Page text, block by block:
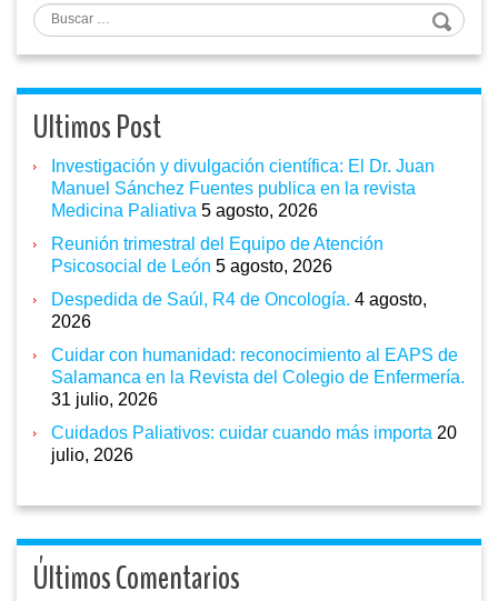
Buscar
Ultimos Post
Investigación y divulgación científica: El Dr. Juan
Manuel Sánchez Fuentes publica en la revista
Medicina Paliativa 5 agosto, 2026
Reunión trimestral del Equipo de Atención
Psicosocial de León 5 agosto, 2026
Despedida de Saúl, R4 de Oncología. 4 agosto,
2026
Cuidar con humanidad: reconocimiento al EAPS de
Salamanca en la Revista del Colegio de Enfermería.
31 julio, 2026
Cuidados Paliativos: cuidar cuando más importa 20
julio, 2026
Últimos Comentarios